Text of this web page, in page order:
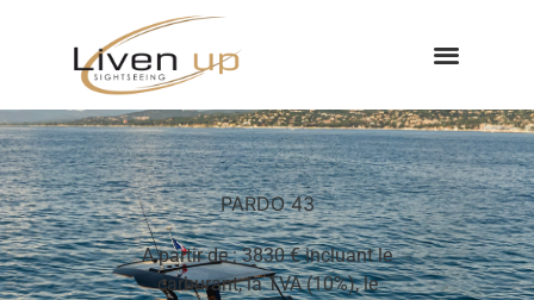
PARDO 43
A partir de : 3830 € incluant le
carburant, la TVA (10%), le